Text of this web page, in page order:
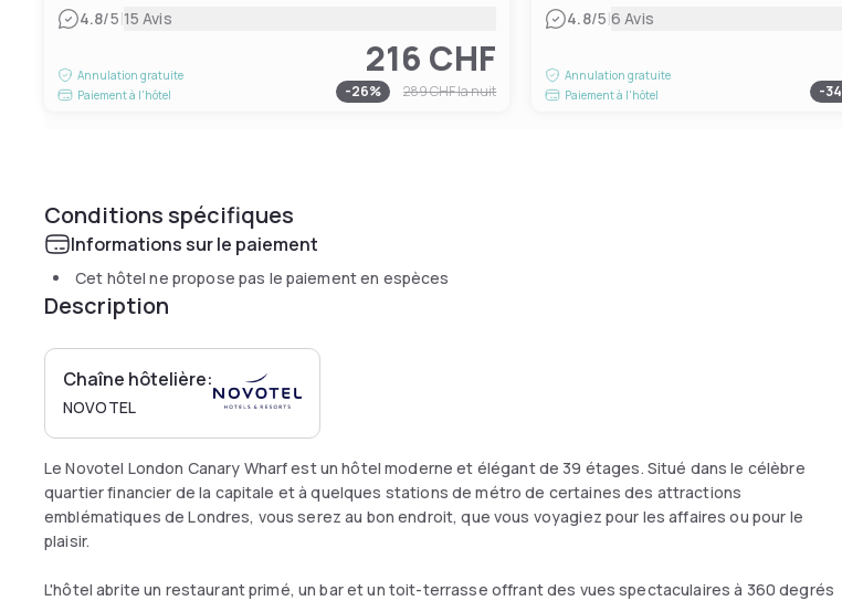
4.8/5|15 Avis
Annulation gratuite
Paiement à l'hôtel
216 CHF
-26% 289 CHFla nuit
4.8/5|6 Avis
Annulation gratuite
Paiement à l'hôtel
-34
Conditions spécifiques
Informations sur le paiement
Cet hôtel ne propose pas le paiement en espèces
Description
Chaîne hôtelière:
NOVOTEL
Le Novotel London Canary Wharf est un hôtel moderne et élégant de 39 étages. Situé dans le célèbre
quartier financier de la capitale et à quelques stations de métro de certaines des attractions
emblématiques de Londres, vous serez au bon endroit, que vous voyagiez pour les affaires ou pour le
plaisir.
L'hôtel abrite un restaurant primé, un bar et un toit-terrasse offrant des vues spectaculaires à 360 degrés